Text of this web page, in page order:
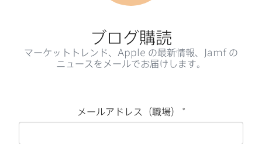
ブログ購読
マーケットトレンド、 Apple の​最新情報、 Jamf の​
ニュースを​メールで​お届けします。
メールアドレス（職場） *